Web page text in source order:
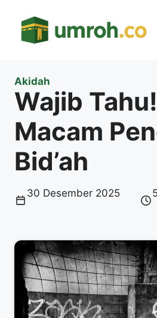
Akidah
Wajib
Macam
Bid’ah
30 Desember 2025